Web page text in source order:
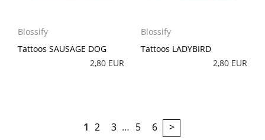
Blossify
Tattoos SAUSAGE DOG
2,80 EUR
Blossify
Tattoos LADYBIRD
2,80 EUR
1 2 3 … 5 6 >